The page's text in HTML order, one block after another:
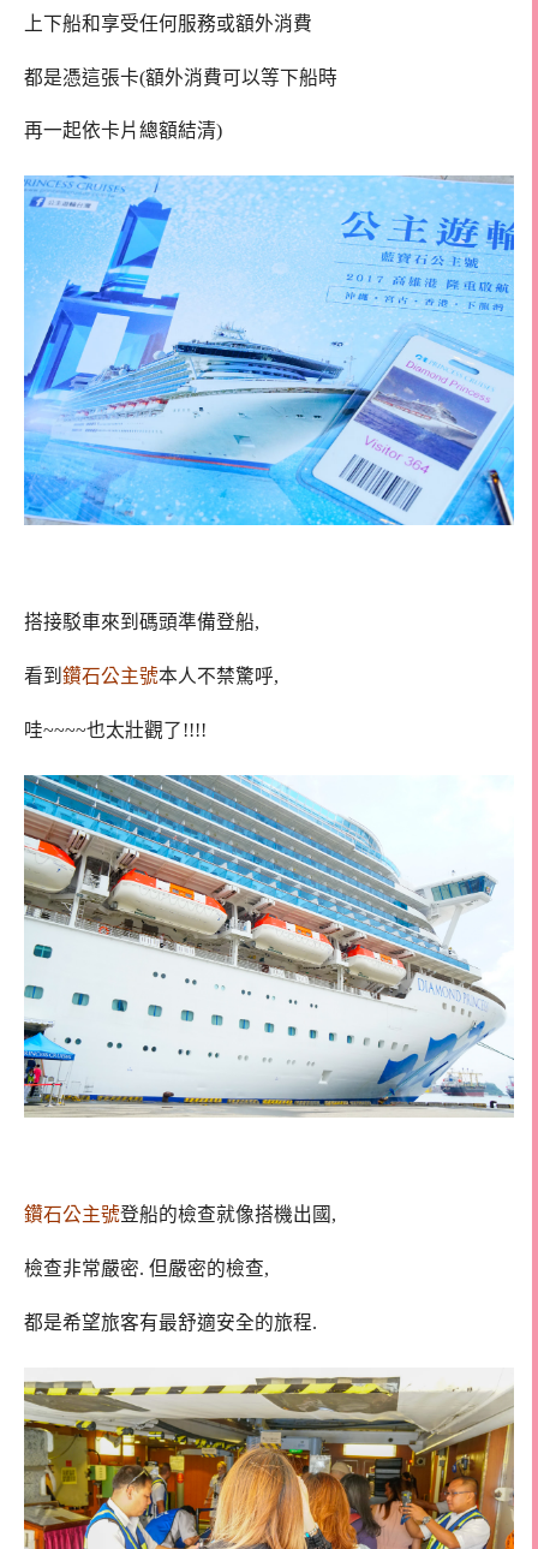
上下船和享受任何服務或額外消費
都是憑這張卡(額外消費可以等下船時
再一起依卡片總額結清)
搭接駁車來到碼頭準備登船,
看到 鑽石公主號本人不禁驚呼,
哇~~~~也太壯觀了!!!!
鑽石公主號登船的檢查就像搭機出國,
檢查非常嚴密. 但嚴密的檢查,
都是希望旅客有最舒適安全的旅程.